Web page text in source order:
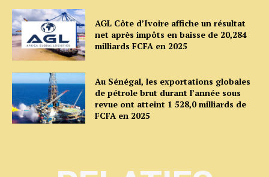
AGL Côte d’Ivoire affiche un résultat
net après impôts en baisse de 20,284
milliards FCFA en 2025
Au Sénégal, les exportations globales
de pétrole brut durant l’année sous
revue ont atteint 1 528,0 milliards de
FCFA en 2025